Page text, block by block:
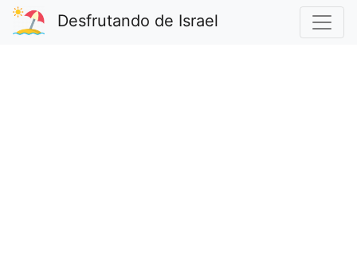
Desfrutando de Israel